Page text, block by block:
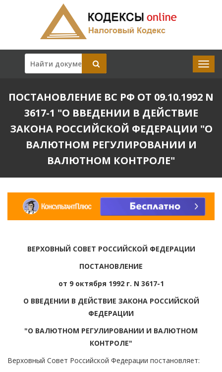
ПОСТАНОВЛЕНИЕ ВС РФ ОТ 09.10.1992 N
3617-1 "О ВВЕДЕНИИ В ДЕЙСТВИЕ
ЗАКОНА РОССИЙСКОЙ ФЕДЕРАЦИИ "О
ВАЛЮТНОМ РЕГУЛИРОВАНИИ И
ВАЛЮТНОМ КОНТРОЛЕ"
ВЕРХОВНЫЙ СОВЕТ РОССИЙСКОЙ ФЕДЕРАЦИИ
ПОСТАНОВЛЕНИЕ
от 9 октября 1992 г. N 3617-1
О ВВЕДЕНИИ В ДЕЙСТВИЕ ЗАКОНА РОССИЙСКОЙ
ФЕДЕРАЦИИ
"О ВАЛЮТНОМ РЕГУЛИРОВАНИИ И ВАЛЮТНОМ
КОНТРОЛЕ"
Верховный Совет Российской Федерации постановляет: